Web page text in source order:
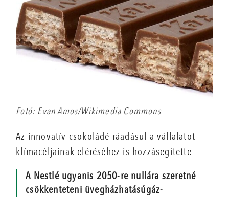
Fotó: Evan Amos/Wikimedia Commons
Az innovatív csokoládé ráadásul a vállalatot
klímacéljainak eléréséhez is hozzásegítette.
A Nestlé ugyanis 2050-re nullára szeretné
csökkenteteni üvegházhatásúgáz-